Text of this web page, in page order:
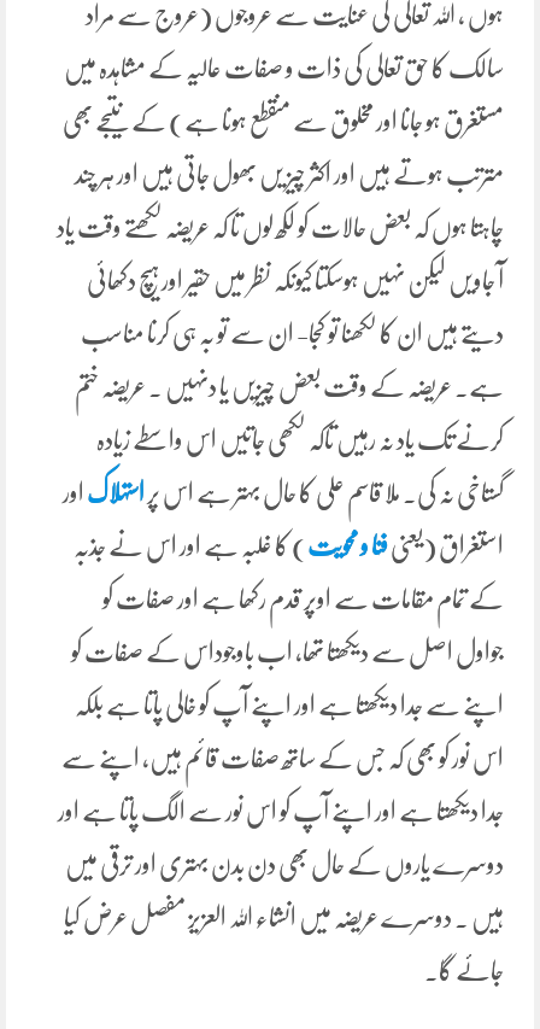
ہوں ، اللہ تعالی کی عنایت سے عروجوں (عروج سے مراد
سالک کا حق تعالی کی ذات و صفات عالیہ کے مشاہدہ میں
مستغرق ہو جانا اور مخلوق سے منقطع ہونا ہے) کے نتیجے بھی
مترتب ہوتے ہیں اور اکثر چیز یں بھول جاتی ہیں اور ہر چند
چاہتا ہوں کہ بعض حالات کو لکھ لوں تا کہ عریضہ لکھتے وقت یاد
آ جاویں لیکن نہیں ہوسکتا کیونکہ نظر میں حقیر اور ہیچ دکھائی
دیتے ہیں ان کا لکھنا تو کجا- ان سے تو بہ ہی کرنا مناسب
ہے۔ عریضہ کے وقت بعض چیزیں یا دنہیں ۔ عریضہ ختم
کرنے تک یاد نہ رہیں تاکہ لکھی جاتیں اس واسطے زیادہ
گستاخی نہ کی۔ ملا قاسم علی کا حال بہتر ہے اس پر استہلاک اور
استغراق (یعنی فنا و محویت ) کا غلبہ ہے اور اس نے جذبہ
کے تمام مقامات سے اوپر قدم رکھا ہے اور صفات کو
جواول اصل سے دیکھتا تھا، اب باوجوداس کے صفات کو
اپنے سے جدا دیکھتا ہے اور اپنے آپ کو خالی پاتا ہے بلکہ
اس نور کو بھی کہ جس کے ساتھ صفات قائم ہیں، اپنے سے
جدا دیکھتا ہے اور اپنے آپ کو اس نور سے الگ پاتا ہے اور
دوسرے یاروں کے حال بھی دن بدن بہتری اور ترقی میں
ہیں ۔ دوسرے عریضہ میں انشاء اللہ العزیز مفصل عرض کیا
جائے گا۔